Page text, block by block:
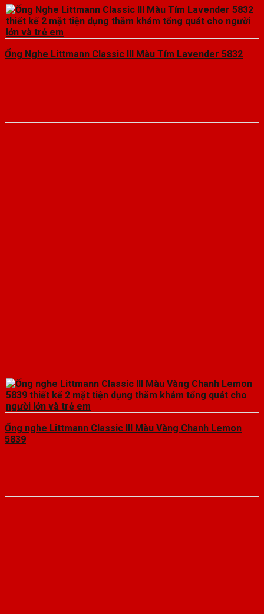
Ống Nghe Littmann Classic III Màu Tím Lavender 5832
Ống nghe Littmann Classic III Màu Vàng Chanh Lemon
5839